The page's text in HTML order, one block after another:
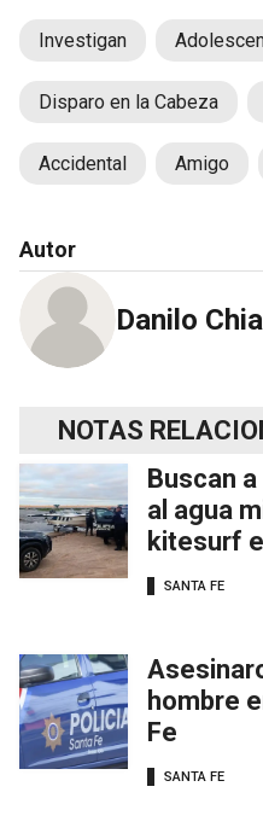
Investigan
Disparo en la Cabeza
Accidental Amigo
Autor
Danilo
NOTAS
Buscan
al agua
kitesurf
SANTA FE
hombre
Fe
SANTA FE